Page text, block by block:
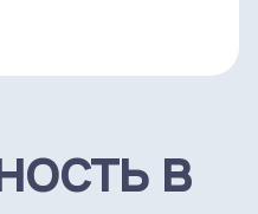
начального уровня,
в